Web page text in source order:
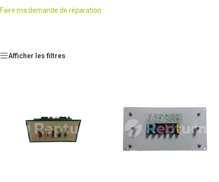
Faire ma demande de réparation
Afficher les filtres